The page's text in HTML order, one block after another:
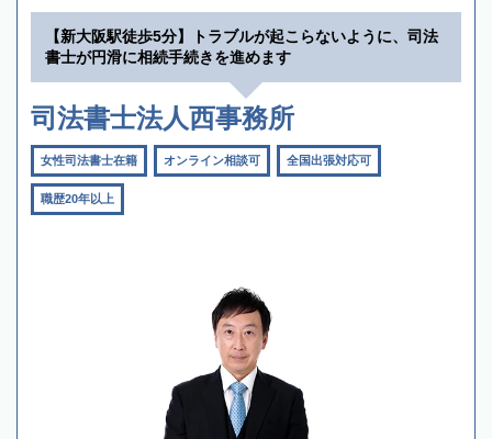
【新大阪駅徒歩5分】トラブルが起こらないように、司法
書士が円滑に相続手続きを進めます
司法書士法人西事務所
女性司法書士在籍 オンライン相談可 全国出張対応可
職歴20年以上